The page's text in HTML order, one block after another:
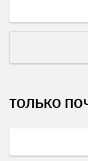
ТОЛЬКО